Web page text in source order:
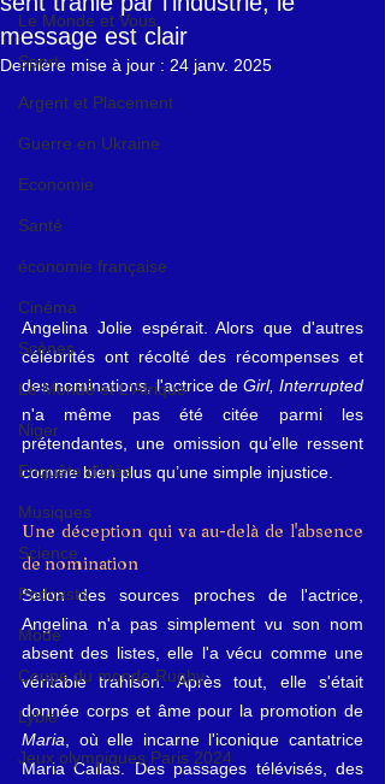
Le Monde et Vous
Sport
Argent et Placement
Guerre en Ukraine
Economie
Santé
économie française
Cinéma
Scènes
Le Monde et L'Afrique
Niger
Enquête d'idée
Musiques
Science
Podcasts
Mode
Coupe du monde Rugby
Lybie
Jeux olympiques Paris 2024
message est clair
Dernière mise à jour : 24 janv. 2025
Angelina Jolie espérait. Alors que d'autres
célébrités ont récolté des récompenses et
des nominations, l'actrice de Girl, Interrupted
n'a même pas été citée parmi les
prétendantes, une omission qu’elle ressent
comme bien plus qu’une simple injustice.
Une déception qui va au-delà de l'absence
de nomination
Selon des sources proches de l'actrice,
Angelina n'a pas simplement vu son nom
absent des listes, elle l'a vécu comme une
véritable trahison. Après tout, elle s'était
Maria , où elle incarne l'iconique cantatrice
Maria Callas. Des passages télévisés, des